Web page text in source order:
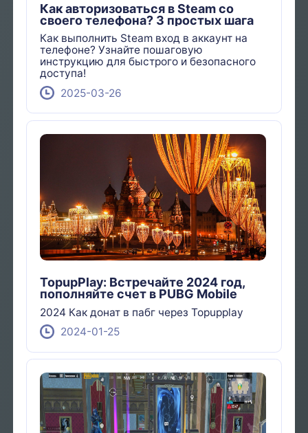
Как авторизоваться в Steam со
своего телефона? 3 простых шага
Как выполнить Steam вход в аккаунт на
телефоне? Узнайте пошаговую
инструкцию для быстрого и безопасного
доступа!
2025-03-26
TopupPlay: Встречайте 2024 год,
пополняйте счет в PUBG Mobile
2024 Как донат в пабг через Topupplay
2024-01-25